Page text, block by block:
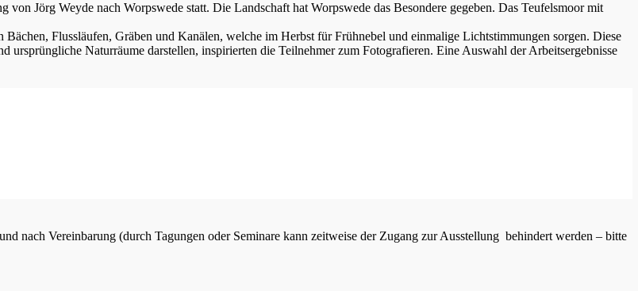
Jörg Weyde nach Worpswede statt. Die Landschaft hat Worpswede das Besondere gegeben. Das Teufelsmoor mit
Flussläufen, Gräben und Kanälen, welche im Herbst für Frühnebel und einmalige Lichtstimmungen sorgen. Diese
Naturräume darstellen, inspirierten die Teilnehmer zum Fotografieren. Eine Auswahl der Arbeitsergebnisse
nach Vereinbarung (durch Tagungen oder Seminare kann zeitweise der Zugang zur Ausstellung behindert werden – bitte